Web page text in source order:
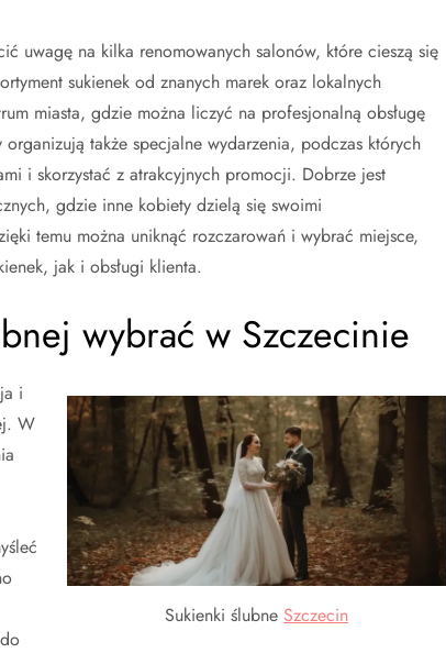
uwagę na kilka renomowanych salonów, które cieszą się
sukienek od znanych marek oraz lokalnych
miasta, gdzie można liczyć na profesjonalną obsługę
także specjalne wydarzenia, podczas których
i skorzystać z atrakcyjnych promocji. Dobrze jest
gdzie inne kobiety dzielą się swoimi
temu można uniknąć rozczarowań i wybrać miejsce,
jak i obsługi klienta.
wybrać w Szczecinie
Sukienki ślubne Szczecin
i
W